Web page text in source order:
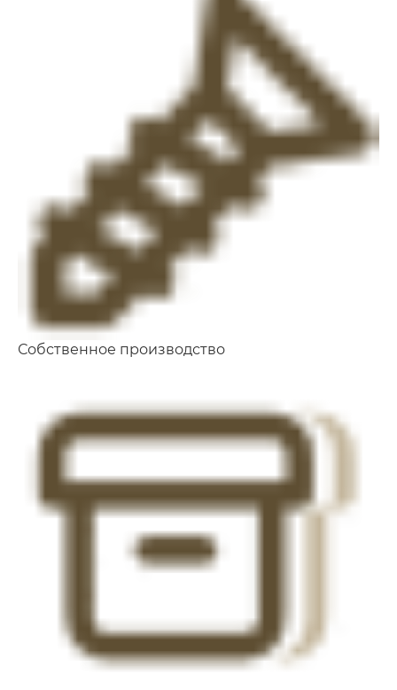
Собственное производство